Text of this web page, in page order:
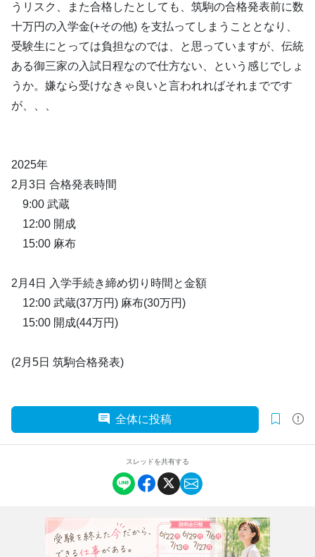
うリスク、また合格したとしても、筑駒の合格発表前に数
十万円の入学金(+その他) を支払ってしまうこととなり、
受験生にとっては負担なのでは、と思っていますが、伝統
ある御三家の入試日程なので仕方ない、という感じでしょ
うか。嫌なら受けなきゃ良いと言われればそれまでです
が、、、
2025年
2月3日 合格発表時間
9:00 武蔵
12:00 開成
15:00 麻布
2月4日 入学手続き締め切り時間と金額
12:00 武蔵(37万円) 麻布(30万円)
15:00 開成(44万円)
(2月5日 筑駒合格発表)
全体に投稿
スレッドを共有する